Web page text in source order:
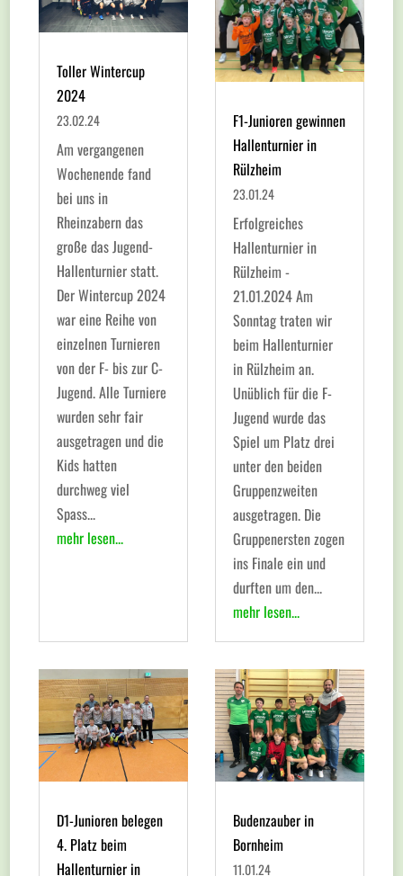
Toller Wintercup
2024
23.02.24
Am vergangenen
Wochenende fand
bei uns in
Rheinzabern das
große das Jugend-
Hallenturnier statt.
Der Wintercup 2024
war eine Reihe von
einzelnen Turnieren
von der F- bis zur C-
Jugend. Alle Turniere
wurden sehr fair
ausgetragen und die
Kids hatten
durchweg viel
Spass...
mehr lesen...
F1-Junioren gewinnen
Hallenturnier in
Rülzheim
23.01.24
Erfolgreiches
Hallenturnier in
Rülzheim -
21.01.2024 Am
Sonntag traten wir
beim Hallenturnier
in Rülzheim an.
Unüblich für die F-
Jugend wurde das
Spiel um Platz drei
unter den beiden
Gruppenzweiten
ausgetragen. Die
Gruppenersten zogen
ins Finale ein und
durften um den...
mehr lesen...
D1-Junioren belegen
4. Platz beim
Hallenturnier in
Budenzauber in
Bornheim
11.01.24